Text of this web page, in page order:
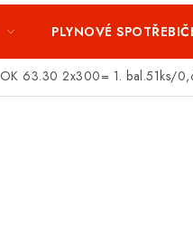
PLYNOVÉ
OK 63.30 2x300= 1. bal.51ks/